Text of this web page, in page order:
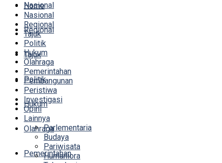
Nasional
Regional
Tajuk
Politik
Hukum
Olahraga
Pemerintahan
Home
Nasional
Regional
Tajuk
Politik
Hukum
Olahraga
Pemerintahan
Pembangunan
Peristiwa
Investigasi
Opini
Lainnya
Parlementaria
Budaya
Pariwisata
Humaniora